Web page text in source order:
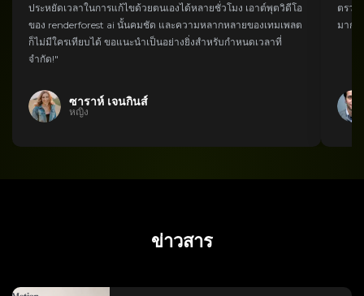
ประหยัดเวลาในการแก้ไขด้วยตนเองได้หลายชั่วโมง เอาต์พุตวิดีโอ
ของ renderforest ai นั้นคมชัด และความหลากหลายของเทมเพลต
ก็ไม่มีใครเทียบได้ ขอแนะนำเป็นอย่างยิ่งสำหรับกำหนดเวลาที่
จำกัด!"
ซาราห์ เจนกินส์
หญิง
ตรวจ
มากที่
ข่าวสาร